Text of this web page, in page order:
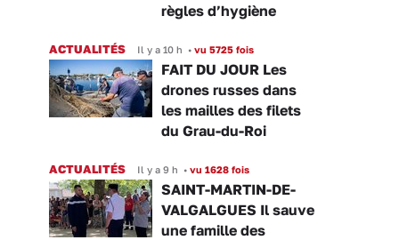
règles d’hygiène
ACTUALITÉS Il y a 10 h • vu 5725 fois
FAIT DU JOUR Les
drones russes dans
les mailles des filets
du Grau-du-Roi
ACTUALITÉS Il y a 9 h • vu 1628 fois
SAINT-MARTIN-DE-
VALGALGUES Il sauve
une famille des